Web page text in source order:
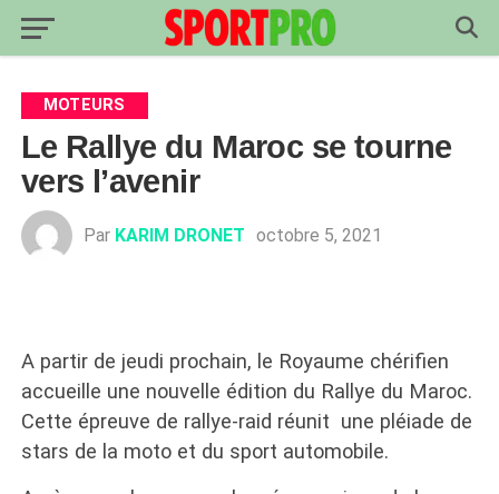
MOTEURS
Le Rallye du Maroc se tourne
vers l’avenir
Par KARIM DRONET octobre 5, 2021
A partir de jeudi prochain, le Royaume chérifien
accueille une nouvelle édition du Rallye du Maroc.
Cette épreuve de rallye-raid réunit une pléiade de
stars de la moto et du sport automobile.